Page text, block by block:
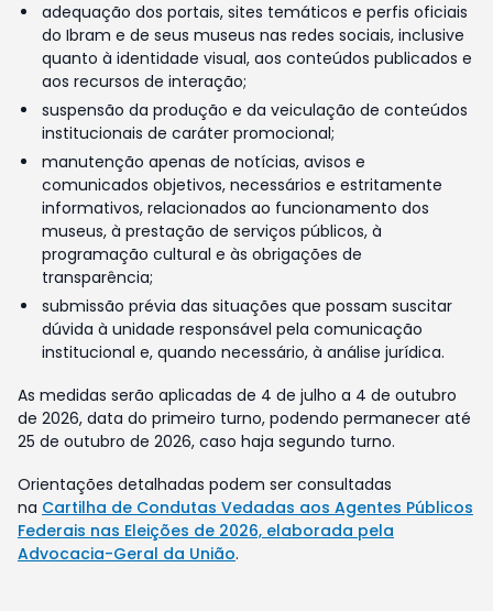
adequação dos portais, sites temáticos e perfis oficiais
do Ibram e de seus museus nas redes sociais, inclusive
quanto à identidade visual, aos conteúdos publicados e
aos recursos de interação;
suspensão da produção e da veiculação de conteúdos
institucionais de caráter promocional;
manutenção apenas de notícias, avisos e
comunicados objetivos, necessários e estritamente
informativos, relacionados ao funcionamento dos
museus, à prestação de serviços públicos, à
programação cultural e às obrigações de
transparência;
submissão prévia das situações que possam suscitar
dúvida à unidade responsável pela comunicação
institucional e, quando necessário, à análise jurídica.
As medidas serão aplicadas de 4 de julho a 4 de outubro
de 2026, data do primeiro turno, podendo permanecer até
25 de outubro de 2026, caso haja segundo turno.
Orientações detalhadas podem ser consultadas
na Cartilha de Condutas Vedadas aos Agentes Públicos
Federais nas Eleições de 2026, elaborada pela
Advocacia-Geral da União.